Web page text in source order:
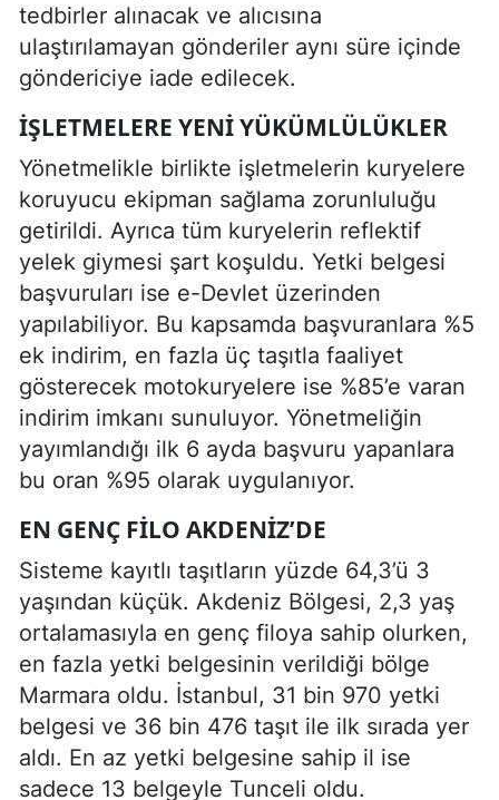
tedbirler alınacak ve alıcısına
ulaştırılamayan gönderiler aynı süre içinde
göndericiye iade edilecek.
İŞLETMELERE YENI YÜKÜMLÜLÜKLER
Yönetmelikle birlikte işletmelerin kuryelere
koruyucu ekipman sağlama zorunluluğu
getirildi. Ayrıca tüm kuryelerin reflektif
yelek giymesi şart koşuldu. Yetki belgesi
başvuruları ise e-Devlet üzerinden
yapılabiliyor. Bu kapsamda başvuranlara %5
ek indirim, en fazla üç taşıtla faaliyet
gösterecek motokuryelere ise %85’e varan
indirim imkanı sunuluyor. Yönetmeliğin
yayımlandığı ilk 6 ayda başvuru yapanlara
bu oran %95 olarak uygulanıyor.
EN GENÇ FILO AKDENIZ’DE
Sisteme kayıtlı taşıtların yüzde 64,3’ü 3
yaşından küçük. Akdeniz Bölgesi, 2,3 yaş
ortalamasıyla en genç filoya sahip olurken,
en fazla yetki belgesinin verildiği bölge
Marmara oldu. İstanbul, 31 bin 970 yetki
belgesi ve 36 bin 476 taşıt ile ilk sırada yer
aldı. En az yetki belgesine sahip il ise
sadece 13 belgeyle Tunceli oldu.